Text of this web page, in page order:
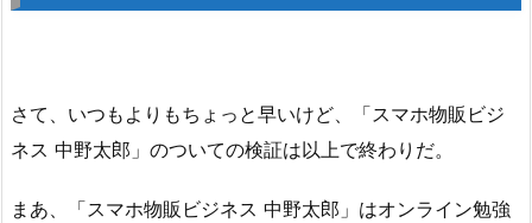
さて、いつもよりもちょっと早いけど、「スマホ物販ビジ
ネス 中野太郎」のついての検証は以上で終わりだ。
まあ、「スマホ物販ビジネス 中野太郎」はオンライン勉強